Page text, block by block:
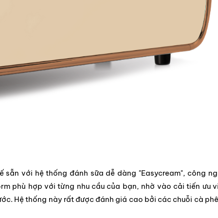
sẵn với hệ thống đánh sữa dễ dàng "Easycream", công
phù hợp với từng nhu cầu của bạn, nhờ vào cải tiến ưu
Hệ thống này rất được đánh giá cao bởi các chuỗi cà